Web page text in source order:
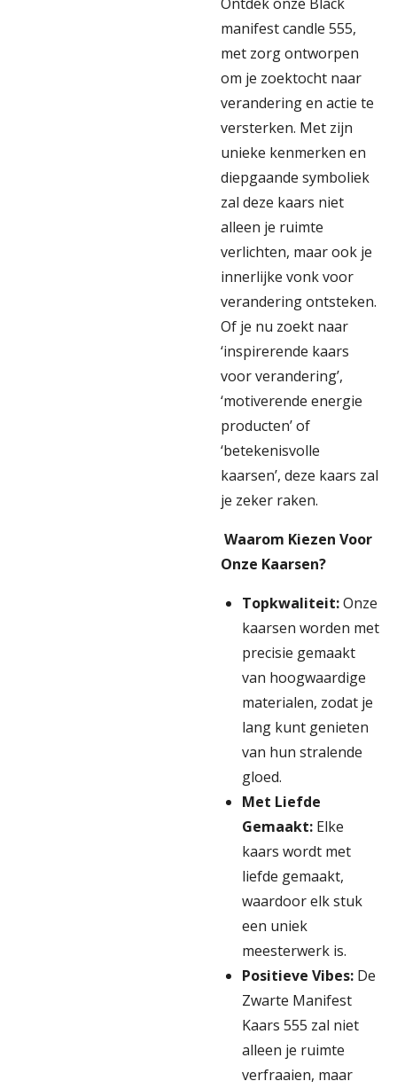
manifest candle 555,
met zorg ontworpen
om je zoektocht naar
verandering en actie te
versterken. Met zijn
unieke kenmerken en
diepgaande symboliek
zal deze kaars niet
alleen je ruimte
verlichten, maar ook je
innerlijke vonk voor
verandering ontsteken.
Of je nu zoekt naar
‘inspirerende kaars
voor verandering’,
‘motiverende energie
producten’ of
‘betekenisvolle
kaarsen’, deze kaars zal
je zeker raken.
Waarom Kiezen Voor
Onze Kaarsen?
Topkwaliteit:Onze
kaarsen worden met
precisie gemaakt
van hoogwaardige
materialen, zodat je
lang kunt genieten
van hun stralende
gloed.
Met Liefde
Gemaakt: Elke
kaars wordt met
liefde gemaakt,
waardoor elk stuk
een uniek
meesterwerk is.
Positieve Vibes: De
Zwarte Manifest
Kaars 555 zal niet
alleen je ruimte
verfraaien, maar